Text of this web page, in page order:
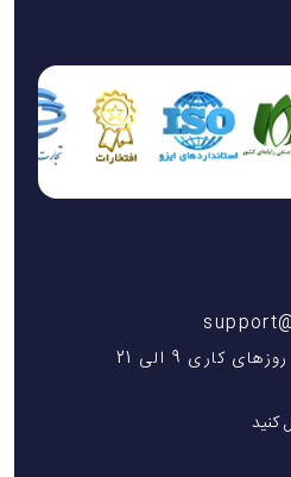
کاری 9 الی 21
کنید